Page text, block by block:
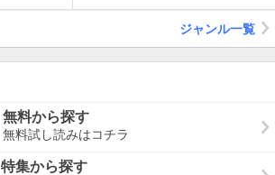
ジャンル一覧
無料から探す
無料試し読みはコチラ
特集から探す